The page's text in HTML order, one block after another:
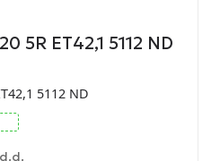
5R ET42,1 5112 ND
5112 ND